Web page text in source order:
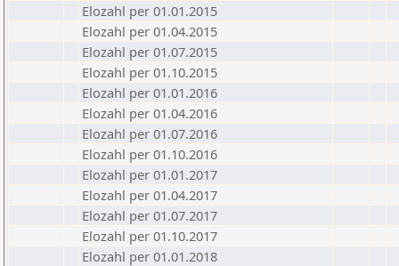
Elozahl per 01.01.2015
Elozahl per 01.04.2015
Elozahl per 01.07.2015
Elozahl per 01.10.2015
Elozahl per 01.01.2016
Elozahl per 01.04.2016
Elozahl per 01.07.2016
Elozahl per 01.10.2016
Elozahl per 01.01.2017
Elozahl per 01.04.2017
Elozahl per 01.07.2017
Elozahl per 01.10.2017
Elozahl per 01.01.2018